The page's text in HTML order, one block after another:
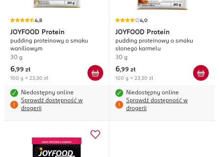
4,8
JOYFOOD Protein
pudding proteinowy o smaku
waniliowym
30 g
6,99 zł
100 g = 23,30 zł
Niedostępny online
Sprawdź dostępność w
drogerii
4,0
JOYFOOD Protein
pudding proteinowy o smaku
słonego karmelu
30 g
6,99 zł
100 g = 23,30 zł
Niedostępny online
Sprawdź dostępność w
drogerii